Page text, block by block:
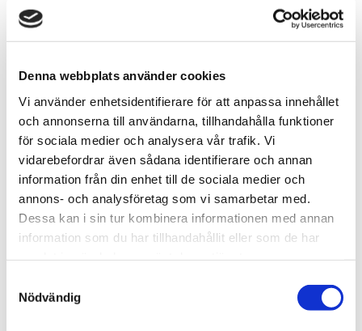
Denna webbplats använder cookies
Vi använder enhetsidentifierare för att anpassa innehållet
och annonserna till användarna, tillhandahålla funktioner
för sociala medier och analysera vår trafik. Vi
vidarebefordrar även sådana identifierare och annan
information från din enhet till de sociala medier och
annons- och analysföretag som vi samarbetar med.
Dessa kan i sin tur kombinera informationen med annan
information som du har tillhandahållit eller som de har
Nödvändig
Antal:
BLANDNINGEN
*Gäller endast ALL WHITEdosor
Snabba leveranser med PostNord
Beställningar innan 12.00 skickas samma dag
Leverans 1-3 arbetsdagar
7350115295819-5740
Format
Slim